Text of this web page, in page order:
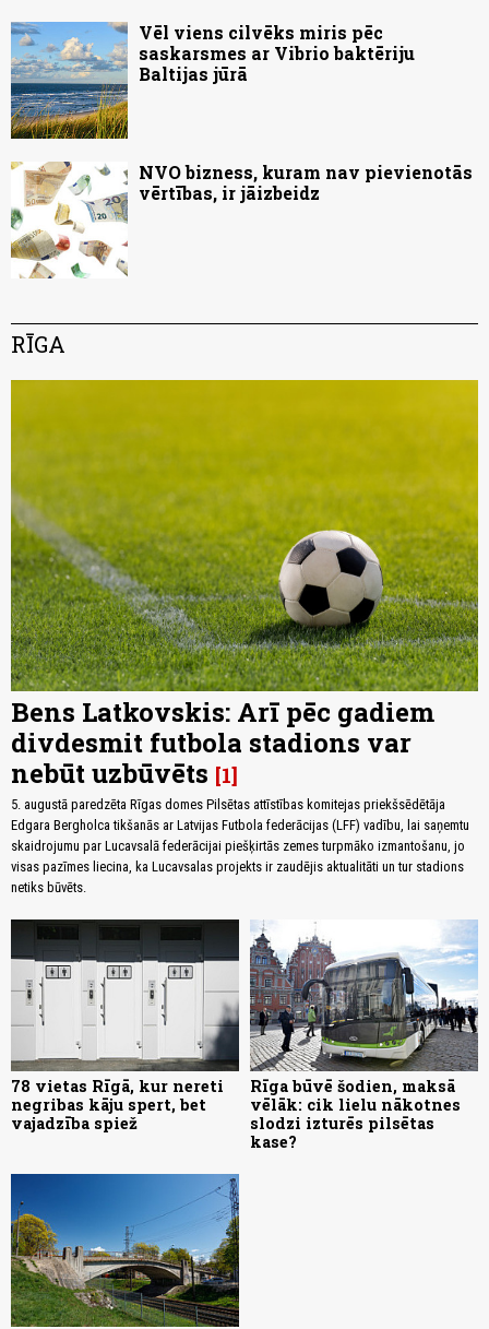
Vēl viens cilvēks miris pēc
saskarsmes ar Vibrio baktēriju
Baltijas jūrā
NVO bizness, kuram nav pievienotās
vērtības, ir jāizbeidz
RĪGA
Bens Latkovskis: Arī pēc gadiem
divdesmit futbola stadions var
nebūt uzbūvēts 1
5. augustā paredzēta Rīgas domes Pilsētas attīstības komitejas priekšsēdētāja
Edgara Bergholca tikšanās ar Latvijas Futbola federācijas (LFF) vadību, lai saņemtu
skaidrojumu par Lucavsalā federācijai piešķirtās zemes turpmāko izmantošanu, jo
visas pazīmes liecina, ka Lucavsalas projekts ir zaudējis aktualitāti un tur stadions
netiks būvēts.
78 vietas Rīgā, kur nereti
negribas kāju spert, bet
vajadzība spiež
Rīga būvē šodien, maksā
vēlāk: cik lielu nākotnes
slodzi izturēs pilsētas
kase?